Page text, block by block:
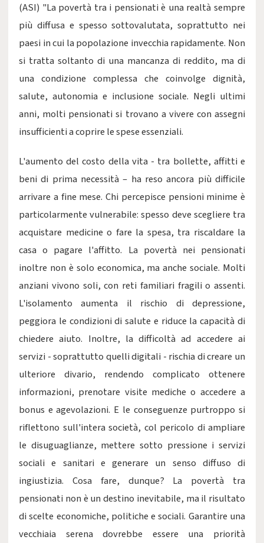
(ASI) "La povertà tra i pensionati è una realtà sempre
più diffusa e spesso sottovalutata, soprattutto nei
paesi in cui la popolazione invecchia rapidamente. Non
si tratta soltanto di una mancanza di reddito, ma di
una condizione complessa che coinvolge dignità,
salute, autonomia e inclusione sociale. Negli ultimi
anni, molti pensionati si trovano a vivere con assegni
insufficienti a coprire le spese essenziali.
L'aumento del costo della vita - tra bollette, affitti e
beni di prima necessità – ha reso ancora più difficile
arrivare a fine mese. Chi percepisce pensioni minime è
particolarmente vulnerabile: spesso deve scegliere tra
acquistare medicine o fare la spesa, tra riscaldare la
casa o pagare l'affitto. La povertà nei pensionati
inoltre non è solo economica, ma anche sociale. Molti
anziani vivono soli, con reti familiari fragili o assenti.
L'isolamento aumenta il rischio di depressione,
peggiora le condizioni di salute e riduce la capacità di
chiedere aiuto. Inoltre, la difficoltà ad accedere ai
servizi - soprattutto quelli digitali - rischia di creare un
ulteriore divario, rendendo complicato ottenere
informazioni, prenotare visite mediche o accedere a
bonus e agevolazioni. E le conseguenze purtroppo si
riflettono sull'intera società, col pericolo di ampliare
le disuguaglianze, mettere sotto pressione i servizi
sociali e sanitari e generare un senso diffuso di
ingiustizia. Cosa fare, dunque? La povertà tra
pensionati non è un destino inevitabile, ma il risultato
di scelte economiche, politiche e sociali. Garantire una
vecchiaia serena dovrebbe essere una priorità